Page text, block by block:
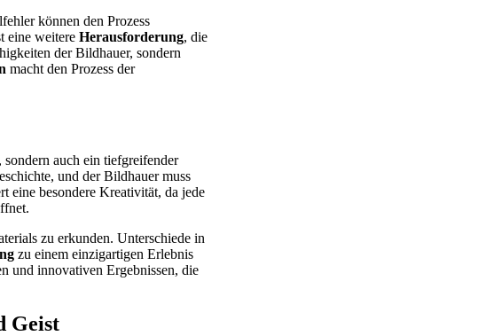
können den Prozess
eine weitere Herausforderung, die
der Bildhauer, sondern
macht den Prozess der
, sondern auch ein tiefgreifender
und der Bildhauer muss
eine besondere Kreativität, da jede
zu erkunden. Unterschiede in
zu einem einzigartigen Erlebnis
und innovativen Ergebnissen, die
Geist